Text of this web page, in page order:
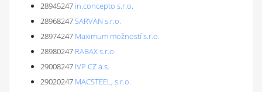
28945247 in.concepto s.r.o.
28968247SARVAN s.r.o.
28974247 Maximum možností s.r.o.
28980247 RABAX s.r.o.
29008247 IVP CZ a.s.
29020247 MACSTEEL, s.r.o.